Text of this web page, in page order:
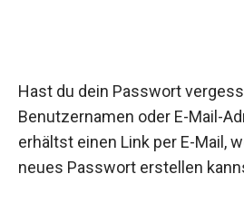
Hast du dein Passwort
Benutzernamen oder E-Mail-
erhältst einen Link per E-Mail,
neues Passwort erstellen